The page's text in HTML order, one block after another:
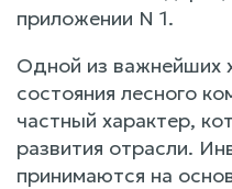
приложении N 1.
Одной из важнейших
состояния лесного
частный характер,
развития отрасли.
принимаются на